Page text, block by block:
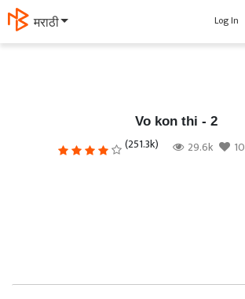
தமிழ் Log In
Vo kon thi - 2
(251.3k) 29.6k 10